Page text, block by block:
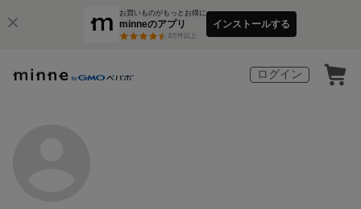
お買いものがもっとお得に
minneのアプリ
3万件以上
インストールする
ログイン